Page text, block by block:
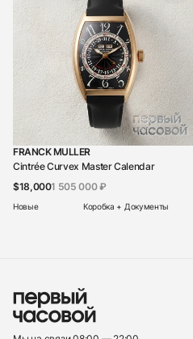
FRANCK MULLER
Cintrée Curvex Master Calendar
$18,0001 505 000 ₽
Новые Коробка + Документы